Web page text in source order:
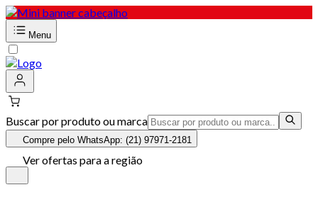
Menu
Buscar por produto ou marca
Compre pelo WhatsApp: (21) 97971-2181
Ver ofertas para a região